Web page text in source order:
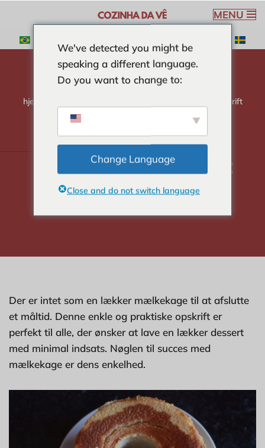
til
MENU
hjem Enkel og praktisk mælkekageopskrift
Enkel og praktisk
mælkekageopskrift
Der er intet som en lækker mælkekage til at afslutte
et måltid. Denne enkle og praktiske opskrift er
perfekt til alle, der ønsker at lave en lækker dessert
med minimal indsats. Nøglen til succes med
mælkekage er dens enkelhed.
We've detected you might be
speaking a different language.
Do you want to change to:
Change Language
Close and do not switch language